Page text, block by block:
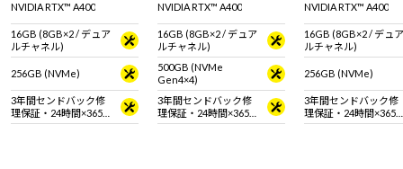
NVIDIA RTX™ A400
16GB (8GB×2 / デュア
ルチャネル)
256GB (NVMe)
3年間センドバック修
理保証・24時間×365
日電話サポート
NVIDIA RTX™ A400
16GB (8GB×2 / デュア
ルチャネル)
500GB (NVMe
Gen4×4)
3年間センドバック修
理保証・24時間×365
日電話サポート
NVIDIA RTX™ A400
16GB (8GB×2 / デュア
ルチャネル)
256GB (NVMe)
3年間センドバック修
理保証・24時間×365
日電話サポート